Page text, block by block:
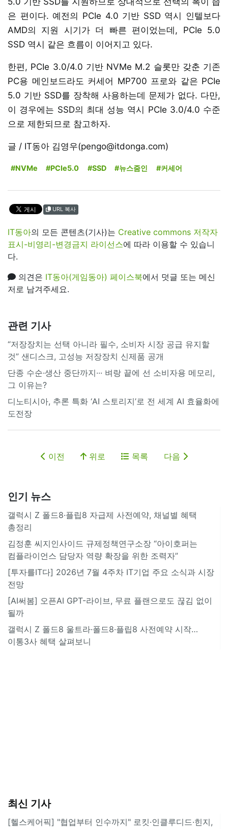
은 편이다. 예전의 PCIe 4.0 기반 SSD 역시 인텔보다
AMD의 지원 시기가 더 빠른 편이었는데, PCIe 5.0
SSD 역시 같은 흐름이 이어지고 있다.
한편, PCIe 3.0/4.0 기반 NVMe M.2 슬롯만 갖춘 기존
PC용 메인보드라도 커세어 MP700 프로와 같은 PCIe
5.0 기반 SSD를 장착해 사용하는데 문제가 없다. 다만,
이 경우에는 SSD의 최대 성능 역시 PCIe 3.0/4.0 수준
으로 제한되므로 참고하자.
글 / IT동아 김영우(pengo@itdonga.com)
#NVMe #PCIe5.0 #SSD #뉴스줌인 #커세어
URL 복사
IT동아의 모든 콘텐츠(기사)는 Creative commons 저작자
표시-비영리-변경금지 라이선스에 따라 이용할 수 있습니
다.
의견은 IT동아(게임동아) 페이스북에서 덧글 또는 메신
저로 남겨주세요.
관련 기사
“저장장치는 선택 아니라 필수, 소비자 시장 공급 유지할
것” 샌디스크, 고성능 저장장치 신제품 공개
단종 수순·생산 중단까지··· 벼랑 끝에 선 소비자용 메모리,
그 이유는?
디노티시아, 추론 특화 ‘AI 스토리지’로 전 세계 AI 효율화에
도전장
이전 위로 목록 다음
인기 뉴스
갤럭시 Z 폴드8·플립8 자급제 사전예약, 채널별 혜택
총정리
김정훈 씨지인사이드 규제정책연구소장 “아이호퍼는
컴플라이언스 담당자 역량 확장을 위한 조력자”
[투자를IT다] 2026년 7월 4주차 IT기업 주요 소식과 시장
전망
[AI써봄] 오픈AI GPT-라이브, 무료 플랜으로도 끊김 없이
될까
갤럭시 Z 폴드8 울트라·폴드8·플립8 사전예약 시작…
이통3사 혜택 살펴보니
최신 기사
[헬스케어픽] "협업부터 인수까지" 로킷·인클루디드·힌지,